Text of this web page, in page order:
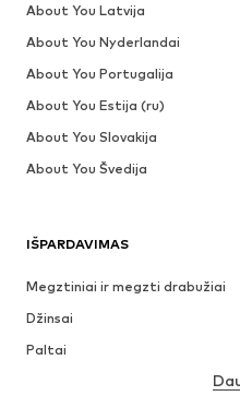
IŠPARDAVIMAS
Megztiniai ir megzti drabužiai
Džinsai
Paltai
About You Latvija
About You Nyderlandai
About You Portugalija
About You Estija (ru)
About You Slovakija
About You Švedija